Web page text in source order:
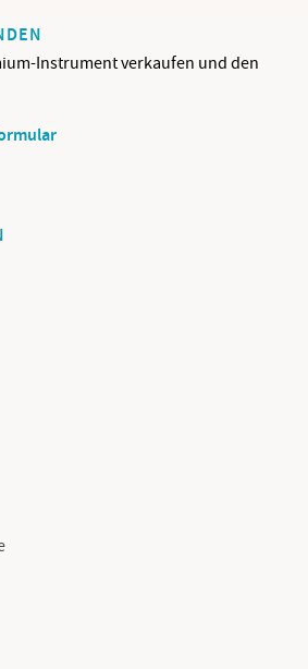
Instrument verkaufen und den